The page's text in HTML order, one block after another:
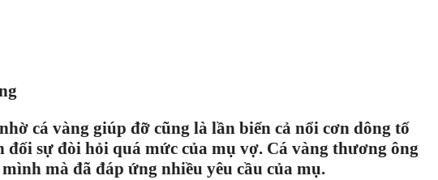
cá vàng giúp đỡ cũng là lần biển cả nổi cơn dông tố
sự đòi hỏi quá mức của mụ vợ. Cá vàng thương ông
mà đã đáp ứng nhiều yêu cầu của mụ.